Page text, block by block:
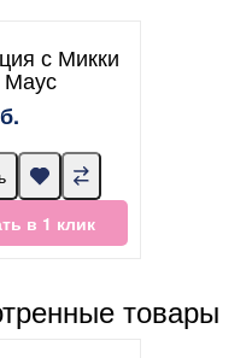
с Микки
в 1 клик
товары